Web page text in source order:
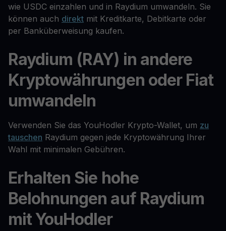
wie USDC einzahlen und in Raydium umwandeln. Sie
können auch direkt mit Kreditkarte, Debitkarte oder
per Banküberweisung kaufen.
Raydium (RAY) in andere
Kryptowährungen oder Fiat
umwandeln
Verwenden Sie das YouHodler Krypto-Wallet, um zu
tauschen Raydium gegen jede Kryptowährung Ihrer
Wahl mit minimalen Gebühren.
Erhalten Sie hohe
Belohnungen auf Raydium
mit YouHodler